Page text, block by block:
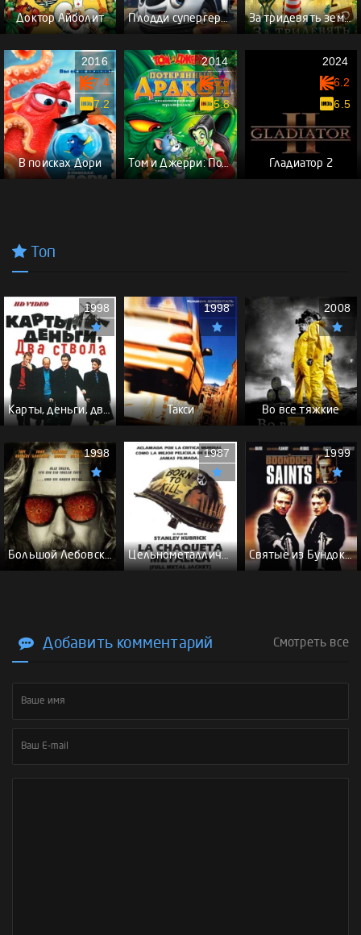
Доктор Айболит Плодди супергерой За тридевять земель
В поисках Дори
2016
7.4
7.2
Том и Джерри: Потерянный дракон
2014
5.8
5.8
Гладиатор 2
2024
6.2
6.5
Топ
Карты, деньги, два ствола - (Перевод Гоблина)
1998
Такси
1998
Во все тяжкие
2008
Большой Лебовски - (Перевод Гоблина)
1998
Цельнометаллическая оболочка - (Перевод Гоблина)
1987
Святые из Бундока \ Святые из трущоб - (Перевод Гоблина)
1999
Добавить комментарий Смотреть все